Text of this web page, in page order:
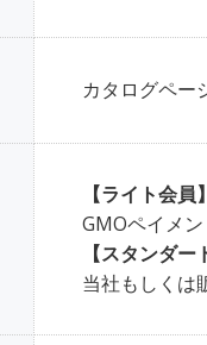
カタログペー
【ライト会員】
GMOペイメ
【スタンダー
当社もしくは